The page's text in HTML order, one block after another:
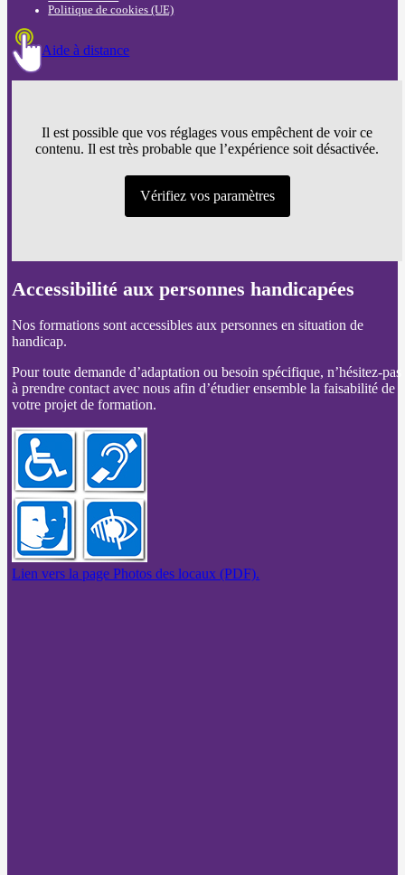
Politique de cookies (UE)
Aide à distance
Il est possible que vos réglages vous empêchent de voir ce
contenu. Il est très probable que l’expérience soit désactivée.
Vérifiez vos paramètres
Accessibilité aux personnes handicapées
Nos formations sont accessibles aux personnes en situation de
handicap.
Pour toute demande d’adaptation ou besoin spécifique, n’hésitez-pas
à prendre contact avec nous afin d’étudier ensemble la faisabilité de
votre projet de formation.
Lien vers la page Photos des locaux (PDF).